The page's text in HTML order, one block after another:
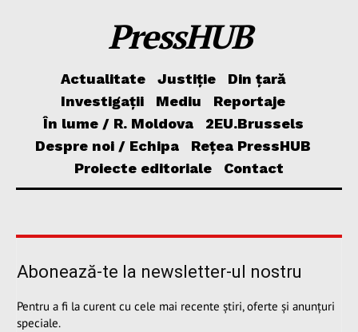
PressHUB
Actualitate Justiție
Din țară
Investigații
Mediu
Reportaje
În lume / R. Moldova
2EU.Brussels
Despre noi / Echipa
Rețea PressHUB
Proiecte editoriale
Contact
Abonează-te la newsletter-ul nostru
Pentru a fi la curent cu cele mai recente știri, oferte și anunțuri
speciale.